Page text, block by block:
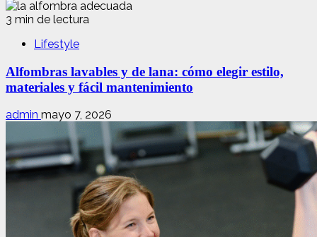
3 min de lectura
Lifestyle
Alfombras lavables y de lana: cómo elegir estilo,
materiales y fácil mantenimiento
admin mayo 7, 2026